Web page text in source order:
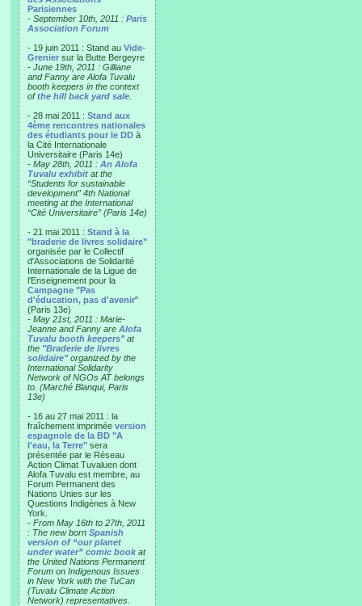
Parisiennes
- September 10th, 2011 : Paris
Association Forum
- 19 juin 2011 : Stand au Vide-
Grenier sur la Butte Bergeyre
- June 19th, 2011 : Gilliane
and Fanny are Alofa Tuvalu
booth keepers in the context
ofthe hill back yard sale
- 28 mai 2011 : Stand aux
4ème rencontres nationales
des étudiants pour le DD à
la Cité Internationale
Universitaire (Paris 14e)
- May 28th, 2011 : An Alofa
Tuvalu exhibit at the
“Students for sustainable
development” 4th National
meeting at the International
“Cité Universitaire” (Paris 14e)
- 21 mai 2011 : Stand à la
"braderie de livres solidaire"
organisée par le Collectif
d'Associations de Solidarité
Internationale de la Ligue de
l'Enseignement pour la
Campagne "Pas
d'éducation, pas d'avenir"
(Paris 13e)
- May 21st, 2011 : Marie-
Jeanne and Fanny are Alofa
Tuvalu booth keepers"at
the "Braderie de livres
solidaire"organized by the
International Solidarity
Network of NGOs AT belongs
to. (Marché Blanqui, Paris
13e)
- 16 au 27 mai 2011 : la
fraîchement imprimée version
espagnole de la BD "A
l'eau, la Terre" sera
présentée par le Réseau
Action Climat Tuvaluen dont
Alofa Tuvalu est membre, au
Forum Permanent des
Nations Unies sur les
Questions Indigènes à New
York.
- From May 16th to 27th, 2011
: The new born Spanish
version of “our planet
under water” comic book at
the United Nations Permanent
Forum on Indigenous Issues
in New York with the TuCan
(Tuvalu Climate Action
Network) representatives.